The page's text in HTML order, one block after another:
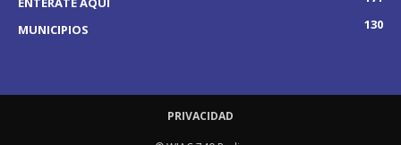
MUNICIPIOS
130
PRIVACIDAD